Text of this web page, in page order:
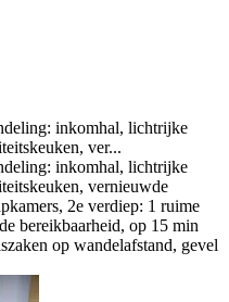
inkomhal, lichtrijke
ver...
inkomhal, lichtrijke
vernieuwde
2e verdiep: 1 ruime
bereikbaarheid, op 15 min
op wandelafstand, gevel